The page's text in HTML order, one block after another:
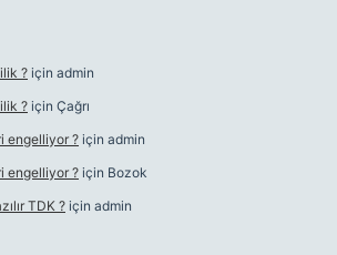
? için admin
? için Çağrı
engelliyor ? için admin
engelliyor ? için Bozok
TDK ? için admin